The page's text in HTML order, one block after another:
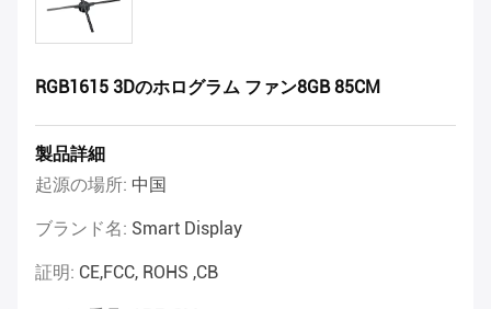
RGB1615 3Dのホログラム ファン8GB 85CM
製品詳細
起源の場所: 中国
ブランド名: Smart Display
証明: CE,FCC, ROHS ,CB